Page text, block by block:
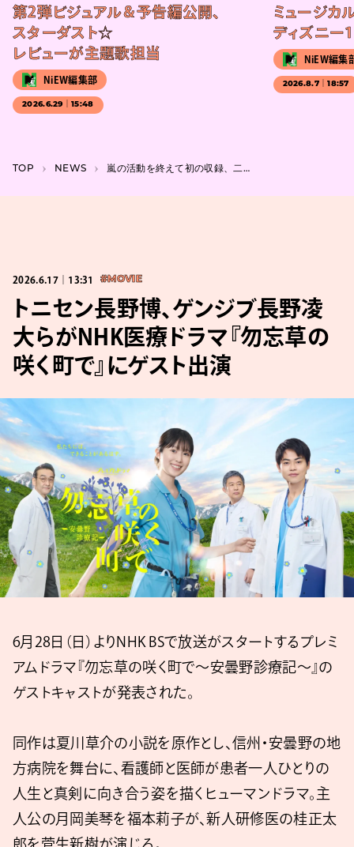
第2弾ビジュアル＆予告編公開、
スターダスト☆
レビューが主題歌担当
NiEW編集部
2026.6.29｜15:48
ミュージカル
ディズニー
NiEW編集
2026.8.7｜18:57
TOP NEWS 嵐の活動を終えて初の収録、二宮和也の誕生日に放送『ニノなのにSP』で本木雅弘らに語る心境とは
2026.6.17｜13:31 #MOVIE
トニセン長野博、ゲンジブ長野凌
大らがNHK医療ドラマ『勿忘草の
咲く町で』にゲスト出演
6月28日（日）よりNHK BSで放送がスタートするプレミ
アムドラマ『勿忘草の咲く町で〜安曇野診療記〜』の
ゲストキャストが発表された。
同作は夏川草介の小説を原作とし、信州・安曇野の地
方病院を舞台に、看護師と医師が患者一人ひとりの
人生と真剣に向き合う姿を描くヒューマンドラマ。主
人公の月岡美琴を福本莉子が、新人研修医の桂正太
郎を菅生新樹が演じる。